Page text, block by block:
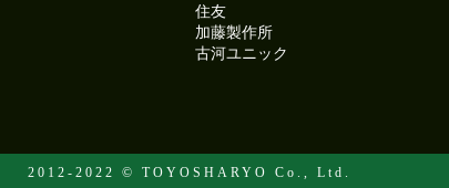
住友
加藤製作所
古河ユニック
2012-2022 © TOYOSHARYO Co., Ltd.